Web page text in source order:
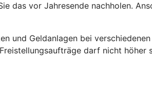
das vor Jahresende nachholen.
und Geldanlagen bei
darf nicht höher